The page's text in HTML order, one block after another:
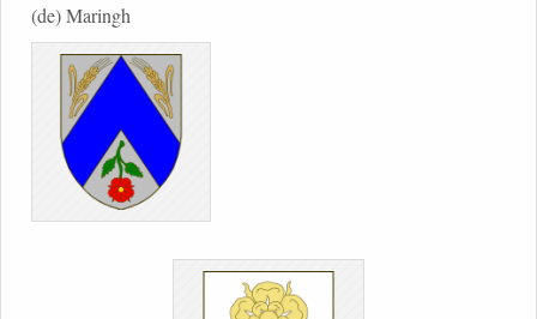
(de) Maringh